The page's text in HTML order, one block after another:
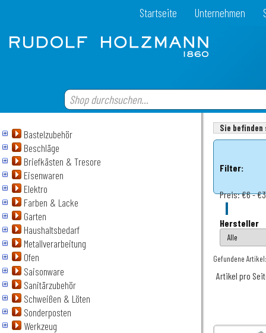
Startseite Unternehmen
Bastelzubehör
Beschläge
Briefkästen & Tresore
Eisenwaren
Elektro
Farben & Lacke
Garten
Haushaltsbedarf
Metallverarbeitung
Ofen
Saisonware
Sanitärzubehör
Schweißen & Löten
Sonderposten
Werkzeug
Sie
Filter:
Preis:€6 -
Hersteller
Gefundene
Artikel pro